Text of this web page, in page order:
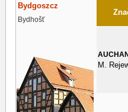
Bydgoszcz
Bydhošť
M.